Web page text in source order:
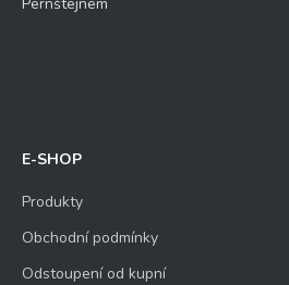
E-SHOP
Produkty
Obchodní podmínky
Odstoupení od kupní